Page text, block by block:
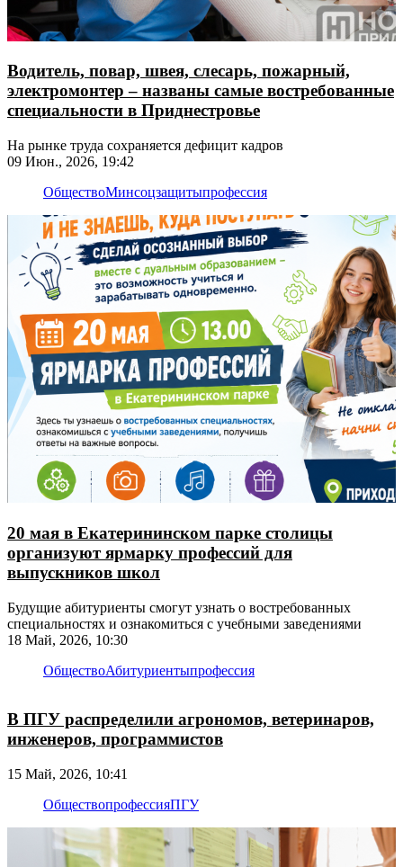
Водитель, повар, швея, слесарь, пожарный,
электромонтер – названы самые востребованные
специальности в Приднестровье
На рынке труда сохраняется дефицит кадров
09 Июн., 2026, 19:42
ОбществоМинсоцзащитыпрофессия
20 мая в Екатерининском парке столицы
организуют ярмарку профессий для
выпускников школ
Будущие абитуриенты смогут узнать о востребованных
специальностях и ознакомиться с учебными заведениями
18 Май, 2026, 10:30
ОбществоАбитуриентыпрофессия
В ПГУ распределили агрономов, ветеринаров,
инженеров, программистов
15 Май, 2026, 10:41
ОбществопрофессияПГУ